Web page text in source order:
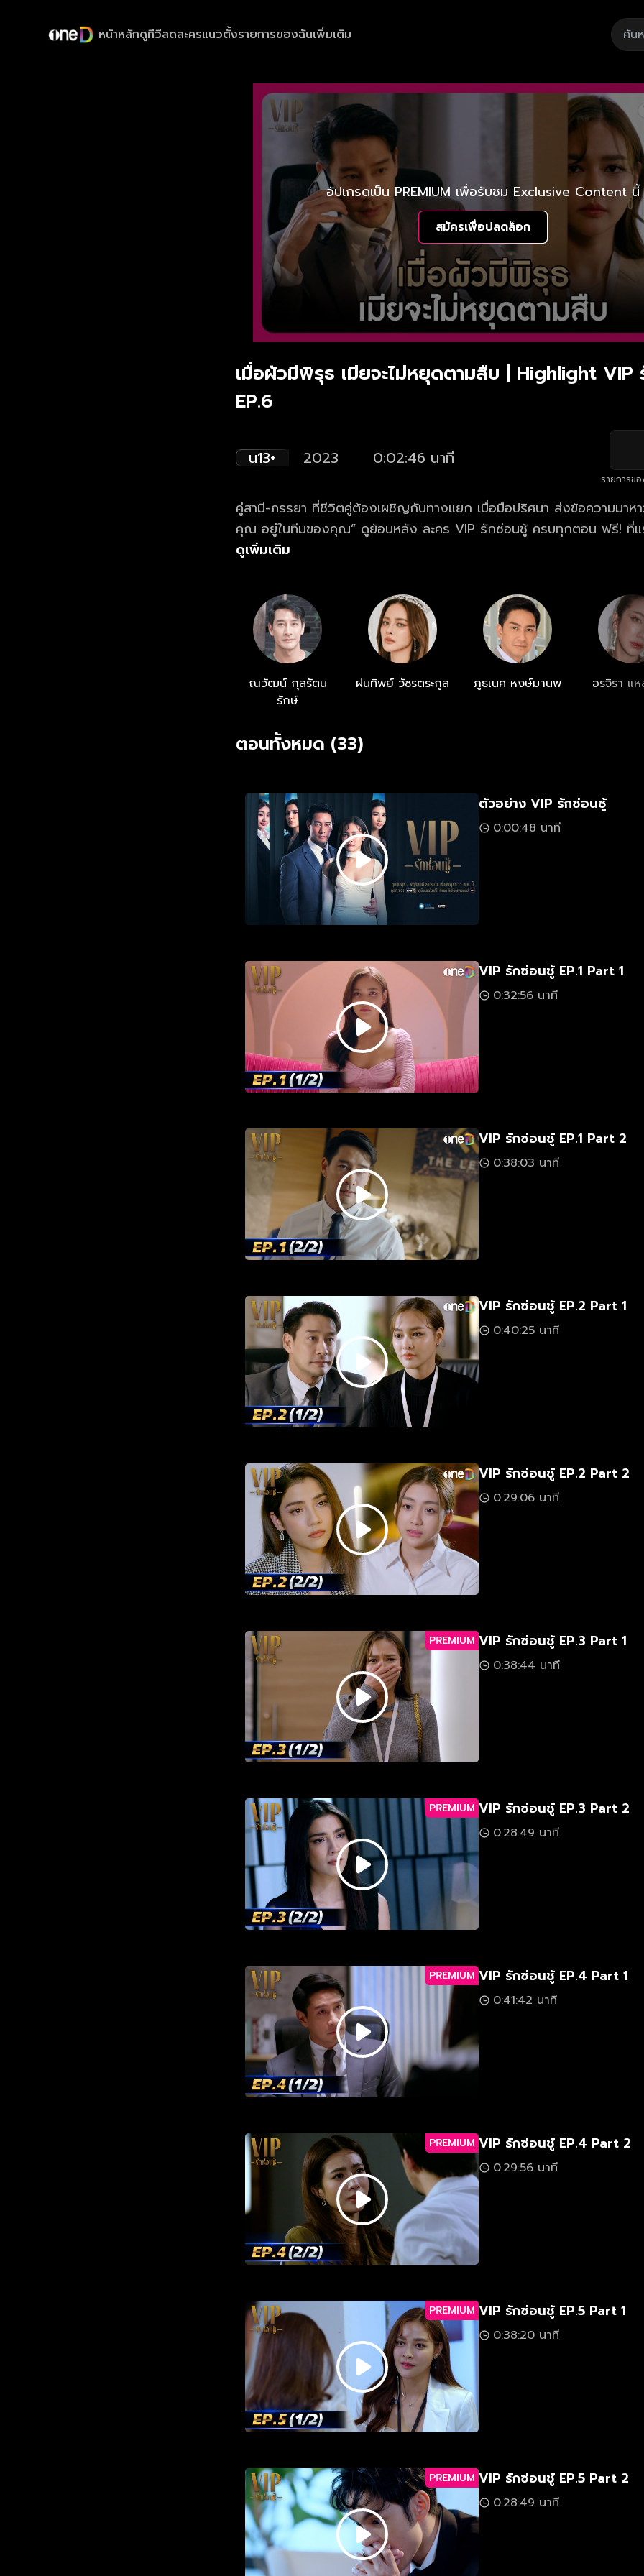
หน้าหลักดูทีวีสดละครแนวตั้งรายการของฉันเพิ่มเติม
อัปเกรดเป็น PREMIUM เพื่อรับชม Exclusive Content นี้
สมัครเพื่อปลดล็อก
เมื่อผัวมีพิรุธ เมียจะไม่หยุดตามสืบ | Highlight VIP
EP.6
น13+ 2023 0:02:46 นาที
รายการข
คู่สามี-ภรรยา ที่ชีวิตคู่ต้องเผชิญกับทางแยก เมื่อมือปริศนา ส่งข้อความมาห
คุณ อยู่ในทีมของคุณ” ดูย้อนหลัง ละคร VIP รักซ่อนชู้ ครบทุกตอน ฟรี! ที่แ
เว็บไซต์และแอปฯ oneD.net
ดูเพิ่มเติม
ณวัฒน์ กุลรัตน
รักษ์
ฝนทิพย์ วัชรตระกูล ภูธเนศ หงษ์มานพ อรจิรา แ
ตอนทั้งหมด (33)
ตัวอย่าง VIP รักซ่อนชู้
0:00:48 นาที
VIP รักซ่อนชู้ EP.1 Part 1
0:32:56 นาที
VIP รักซ่อนชู้ EP.1 Part 2
0:38:03 นาที
VIP รักซ่อนชู้ EP.2 Part 1
0:40:25 นาที
VIP รักซ่อนชู้ EP.2 Part 2
0:29:06 นาที
PREMIUM VIP รักซ่อนชู้ EP.3 Part 1
0:38:44 นาที
PREMIUM VIP รักซ่อนชู้ EP.3 Part 2
0:28:49 นาที
PREMIUM VIP รักซ่อนชู้ EP.4 Part 1
0:41:42 นาที
PREMIUM VIP รักซ่อนชู้ EP.4 Part 2
0:29:56 นาที
PREMIUM VIP รักซ่อนชู้ EP.5 Part 1
0:38:20 นาที
PREMIUM VIP รักซ่อนชู้ EP.5 Part 2
0:28:49 นาที